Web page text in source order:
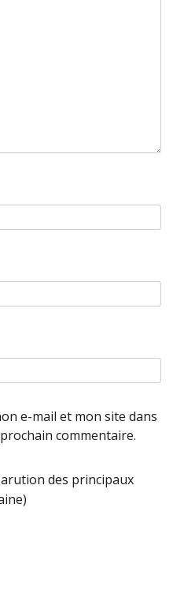
e-mail et mon site dans
commentaire.
des principaux